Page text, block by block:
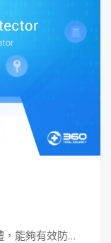
，能夠有效防…